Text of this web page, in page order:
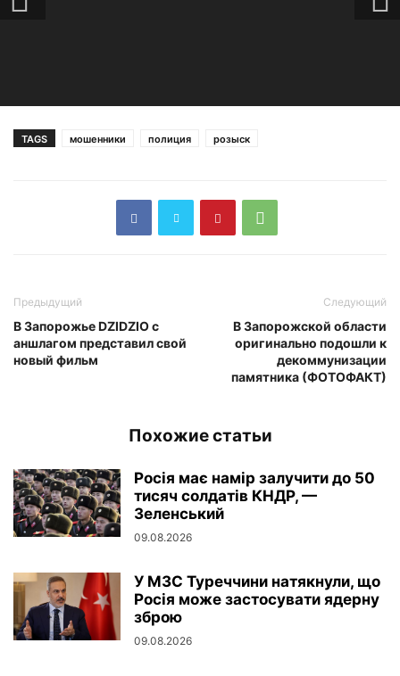
TAGS мошенники полиция розыск
Предыдущий
В Запорожье DZIDZIO с
аншлагом представил свой
новый фильм
Следующий
В Запорожской области
оригинально подошли к
декоммунизации
памятника (ФОТОФАКТ)
Похожие статьи
Росія має намір залучити до 50
тисяч солдатів КНДР, —
Зеленський
09.08.2026
У МЗС Туреччини натякнули, що
Росія може застосувати ядерну
зброю
09.08.2026